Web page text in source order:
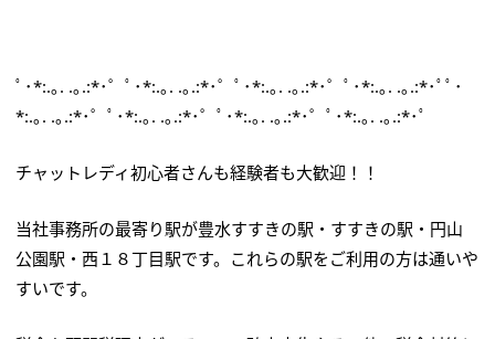
ﾟ･*:.｡. .｡.:*･゜ﾟ･*:.｡. .｡.:*･゜ﾟ･*:.｡. .｡.:*･゜ﾟ･*:.｡. .｡.:*･ﾟﾟ･
*:.｡. .｡.:*･゜ﾟ･*:.｡. .｡.:*･゜ﾟ･*:.｡. .｡.:*･゜ﾟ･*:.｡. .｡.:*･ﾟ
チャットレディ初心者さんも経験者も大歓迎！！
当社事務所の最寄り駅が豊水すすきの駅・すすきの駅・円山
公園駅・西１８丁目駅です。これらの駅をご利用の方は通いや
すいです。